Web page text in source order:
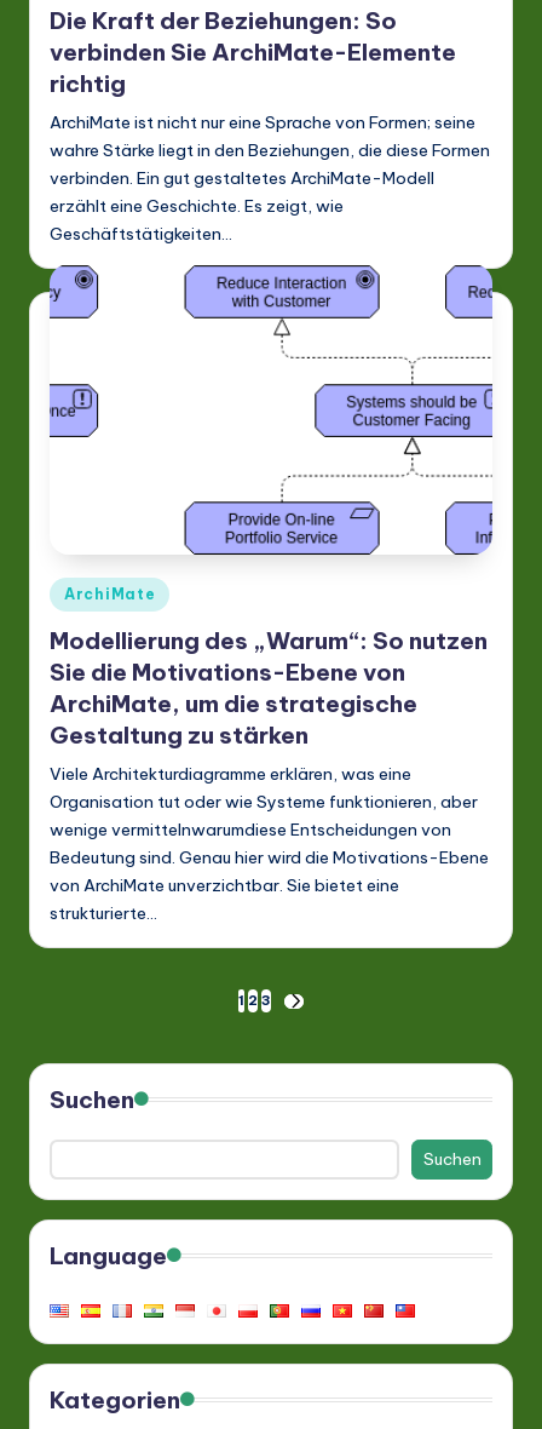
Die Kraft der Beziehungen: So
verbinden Sie ArchiMate-Elemente
richtig
ArchiMate ist nicht nur eine Sprache von Formen; seine
wahre Stärke liegt in den Beziehungen, die diese Formen
verbinden. Ein gut gestaltetes ArchiMate-Modell
erzählt eine Geschichte. Es zeigt, wie
Geschäftstätigkeiten…
Posted
in
ArchiMate
Modellierung des „Warum“: So nutzen
Sie die Motivations-Ebene von
ArchiMate, um die strategische
Gestaltung zu stärken
Viele Architekturdiagramme erklären, was eine
Organisation tut oder wie Systeme funktionieren, aber
wenige vermittelnwarumdiese Entscheidungen von
Bedeutung sind. Genau hier wird die Motivations-Ebene
von ArchiMate unverzichtbar. Sie bietet eine
strukturierte…
Seitennummerierung
der
Beiträge
1 2 3
NEXT
Suchen
Suchen
Language
Kategorien